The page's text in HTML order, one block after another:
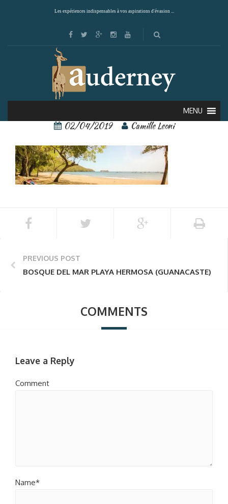
Les expériences indispensables à vos aspirations d'évasion ...
MENU
bosque del mar 8 – Copie
02/04/2019 Camille Leoni
PREVIOUS POST
BOSQUE DEL MAR PLAYA HERMOSA (GUANACASTE)
COMMENTS
Leave a Reply
Comment
Name*